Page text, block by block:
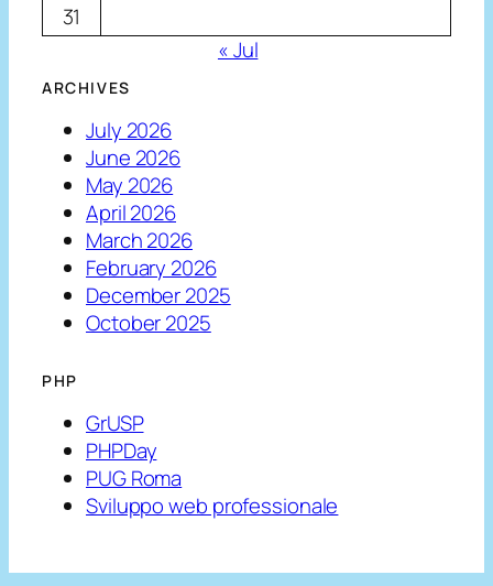
31
« Jul
ARCHIVES
July 2026
June 2026
May 2026
April 2026
March 2026
February 2026
December 2025
October 2025
PHP
GrUSP
PHPDay
PUG Roma
Sviluppo web professionale